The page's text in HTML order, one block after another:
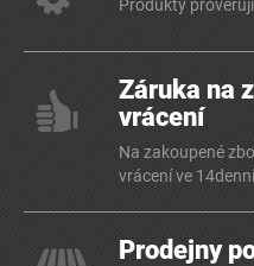
Produkty
Záruka na
vrácení
Na zakoupené
vrácení ve
Prodejny